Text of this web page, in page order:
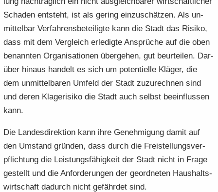
Scha­den ent­steht, ist als ge­ring ein­zu­schät­zen. Als un­
mit­tel­bar Ver­fah­rens­be­tei­lig­te kann die Stadt das Ri­si­ko,
dass mit dem Ver­gleich er­le­dig­te An­sprü­che auf die oben
be­nann­ten Or­ga­ni­sa­tio­nen über­ge­hen, gut be­ur­tei­len. Dar­
über hin­aus han­delt es sich um po­ten­ti­el­le Klä­ger, die
dem un­mit­tel­ba­ren Um­feld der Stadt zu­zu­rech­nen sind
und deren Kla­ge­ri­si­ko die Stadt auch selbst be­ein­flus­sen
kann.
Die Lan­des­di­rek­ti­on kann ihre Ge­neh­mi­gung damit auf
den Um­stand grün­den, dass durch die Frei­stel­lungs­ver­
pflich­tung die Leis­tungs­fä­hig­keit der Stadt nicht in Frage
ge­stellt und die An­for­de­run­gen der ge­ord­ne­ten Haus­halts­
wirt­schaft da­durch nicht ge­fähr­det sind.